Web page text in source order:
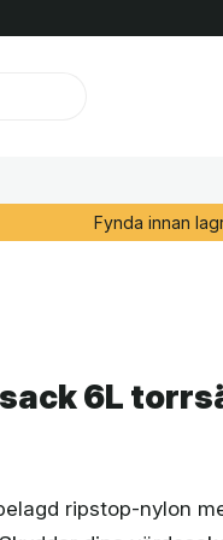
Fynda innan
6L
ripstop-nylon